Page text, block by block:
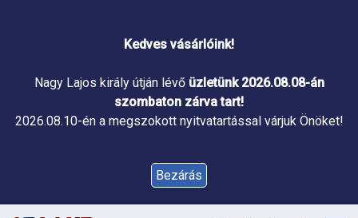
Kedves vásárlóink!
Nagy Lajos király útján lévő üzletünk 2026.08.08-án
szombaton zárva tart!
2026.08.10-én a megszokott nyitvatartással várjuk Önöket!
Bezárás